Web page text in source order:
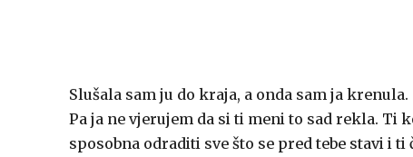
Slušala sam ju do kraja, a onda sam ja krenula.
Pa ja ne vjerujem da si ti meni to sad rekla.
sposobna odraditi sve što se pred tebe stavi i